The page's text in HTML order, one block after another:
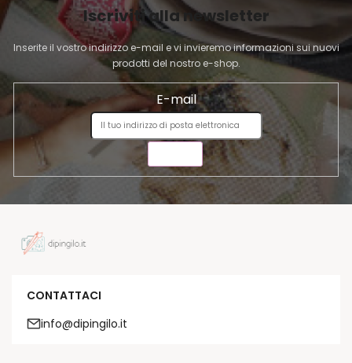
N
Iscriviti alla newsletter
Inserite il vostro indirizzo e-mail e vi invieremo informazioni sui nuovi
prodotti del nostro e-shop.
E-mail
CONTATTACI
info@dipingilo.it